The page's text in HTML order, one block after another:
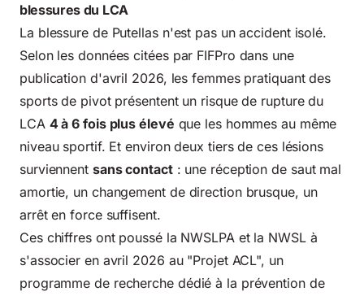
blessures du LCA
La blessure de Putellas n'est pas un accident isolé.
Selon les données citées par FIFPro dans une
publication d'avril 2026, les femmes pratiquant des
sports de pivot présentent un risque de rupture du
LCA 4 à 6 fois plus élevé que les hommes au même
niveau sportif. Et environ deux tiers de ces lésions
surviennent sans contact: une réception de saut mal
amortie, un changement de direction brusque, un
arrêt en force suffisent.
Ces chiffres ont poussé la NWSLPA et la NWSL à
s'associer en avril 2026 au "Projet ACL", un
programme de recherche dédié à la prévention de